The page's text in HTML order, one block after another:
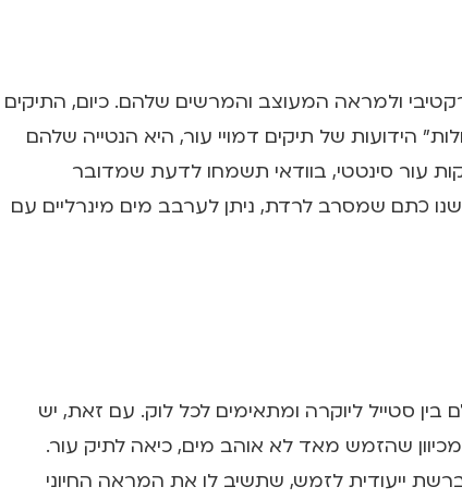
ולמראה המעוצב והמרשים שלהם. כיום, התיקים
הידועות של תיקים דמויי עור, היא הנטייה שלהם
עור סינטטי, בוודאי תשמחו לדעת שמדובר
כתם שמסרב לרדת, ניתן לערבב מים מינרליים עם
סטייל ליוקרה ומתאימים לכל לוק. עם זאת, יש
שהזמש מאד לא אוהב מים, כיאה לתיק עור.
ייעודית לזמש, שתשיב לו את המראה החיוני